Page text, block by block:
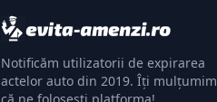
Notificăm utilizatorii de expirarea
actelor auto din 2019. Îți mulțumim